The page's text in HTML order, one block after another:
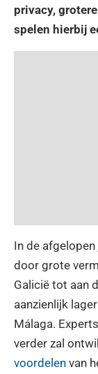
privacy,
spelen hierbij
In de
door grote
Galicië tot aan
aanzienlijk
Málaga.
verder zal
voordelen van